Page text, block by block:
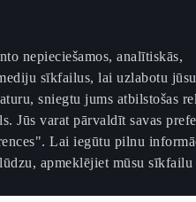
nepieciešamos, analītiskās,
sīkfailus, lai uzlabotu
sniegtu jums atbilstošas
Jūs varat pārvaldīt savas
Lai iegūtu pilnu
apmeklējiet mūsu